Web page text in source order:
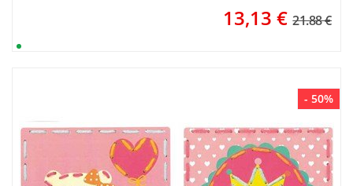
13,13 € 21.88 €
- 50%